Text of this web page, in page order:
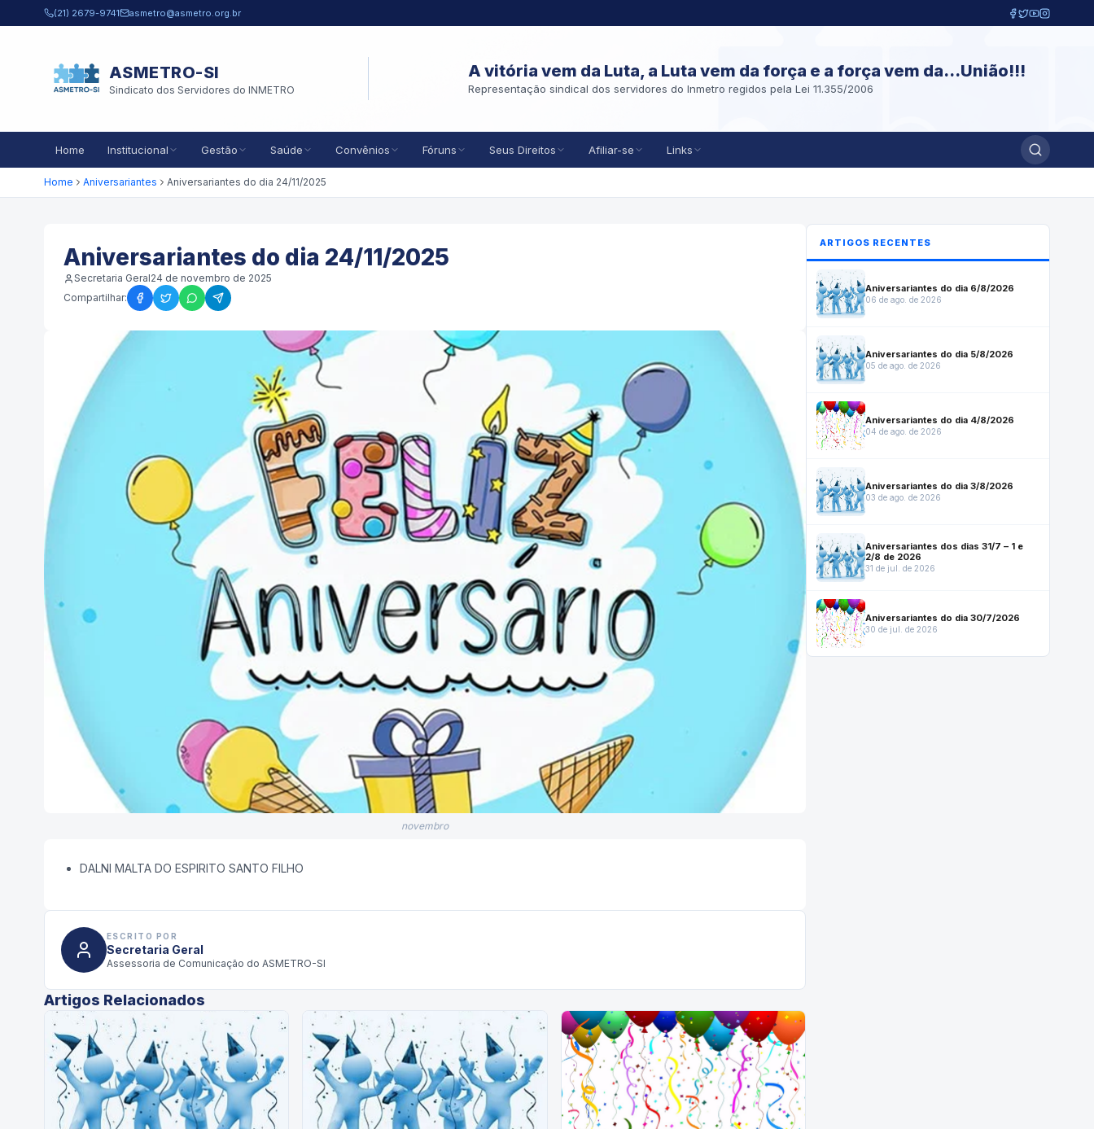
Pular para o conteúdo principal
(21) 2679-9741 asmetro@asmetro.org.br
ASMETRO-SI
Sindicato dos Servidores do INMETRO
A vitória vem da Luta, a Luta vem da força e a força vem da...União!!!
Representação sindical dos servidores do Inmetro regidos pela Lei 11.355/2006
Home Institucional Gestão Saúde Convênios Fóruns Seus Direitos Afiliar-se Links
Home Aniversariantes Aniversariantes do dia 24/11/2025
Aniversariantes do dia 24/11/2025
Secretaria Geral24 de novembro de 2025
Compartilhar:
novembro
DALNI MALTA DO ESPIRITO SANTO FILHO
ESCRITO POR
Secretaria Geral
Assessoria de Comunicação do ASMETRO-SI
Artigos Relacionados
ARTIGOS RECENTES
Aniversariantes do dia 6/8/2026
06 de ago. de 2026
Aniversariantes do dia 5/8/2026
05 de ago. de 2026
Aniversariantes do dia 4/8/2026
04 de ago. de 2026
Aniversariantes do dia 3/8/2026
03 de ago. de 2026
Aniversariantes dos dias 31/7 – 1 e
2/8 de 2026
31 de jul. de 2026
Aniversariantes do dia 30/7/2026
30 de jul. de 2026